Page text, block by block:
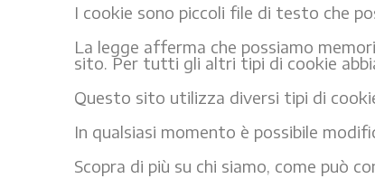
I cookie sono piccoli file di testo che
La legge afferma che possiamo
sito. Per tutti gli altri tipi di cookie
Questo sito utilizza diversi tipi di
In qualsiasi momento è possibile
Scopra di più su chi siamo, come può